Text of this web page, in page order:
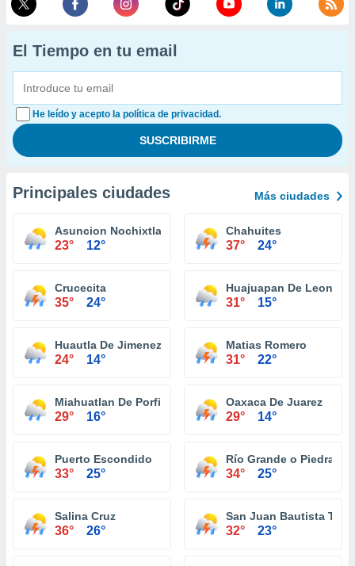
El Tiempo en tu email
He leído y acepto la política de privacidad.
Principales ciudades Más ciudades
Asuncion Nochixtlan
23° 12°
Chahuites
37° 24°
Crucecita
35° 24°
Huajuapan De Leon
31° 15°
Huautla De Jimenez
24° 14°
Matias Romero
31° 22°
Miahuatlan De Porfirio Diaz
29° 16°
Oaxaca De Juarez
29° 14°
Puerto Escondido
33° 25°
Río Grande o Piedra
34° 25°
Salina Cruz
36° 26°
San Juan Bautista
32° 23°